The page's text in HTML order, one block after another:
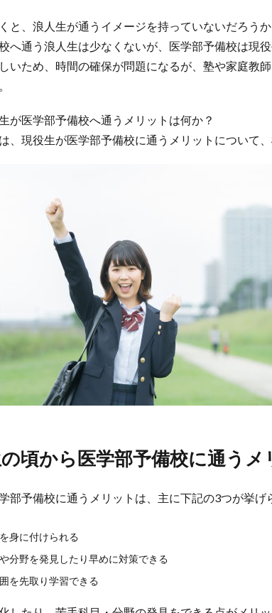
と、浪人生が通うイメージを持っていないだろうか
へ通う浪人生は少なくないが、医学部予備校は現役
いため、時間の確保が問題になるが、塾や家庭教
が医学部予備校へ通うメリットは何か？
、現役生が医学部予備校に通うメリットについて
頃から医学部予備校に通うメ
部予備校に通うメリットは、主に下記の3つが挙げ
身に付けられる
分野を発見したり早めに対策できる
を先取り学習できる